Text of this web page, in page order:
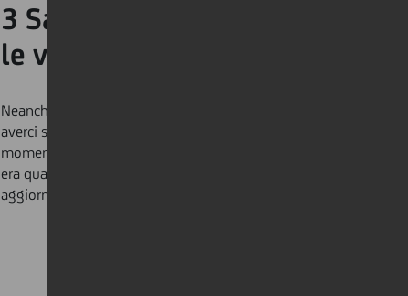
3 Sappiamo tutti chi sono
le vere star…
Neanche gli animali domestici sembrano abituati ad
averci sempre intorno. Questo
momento migliore per fare un’entrata dalla finestra
era quando il suo padrone stava filmando un
aggiornamento video per il suo team. Geniale.